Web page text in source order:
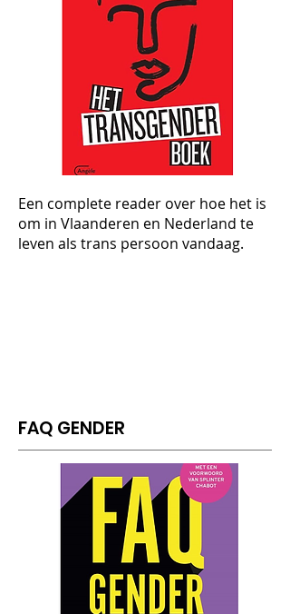
Een complete reader over hoe het is
om in Vlaanderen en Nederland te
leven als trans persoon vandaag.
FAQ GENDER